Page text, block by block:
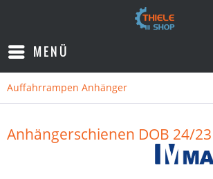
MENÜ
Auffahrrampen Anhänger
Anhängerschienen DOB 24/23